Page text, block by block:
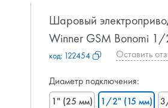
Шаровый
Winner GSM Bonomi
код: 122454 Оставить
Диаметр подключения:
1" (25 мм)
1/2" (15 мм)